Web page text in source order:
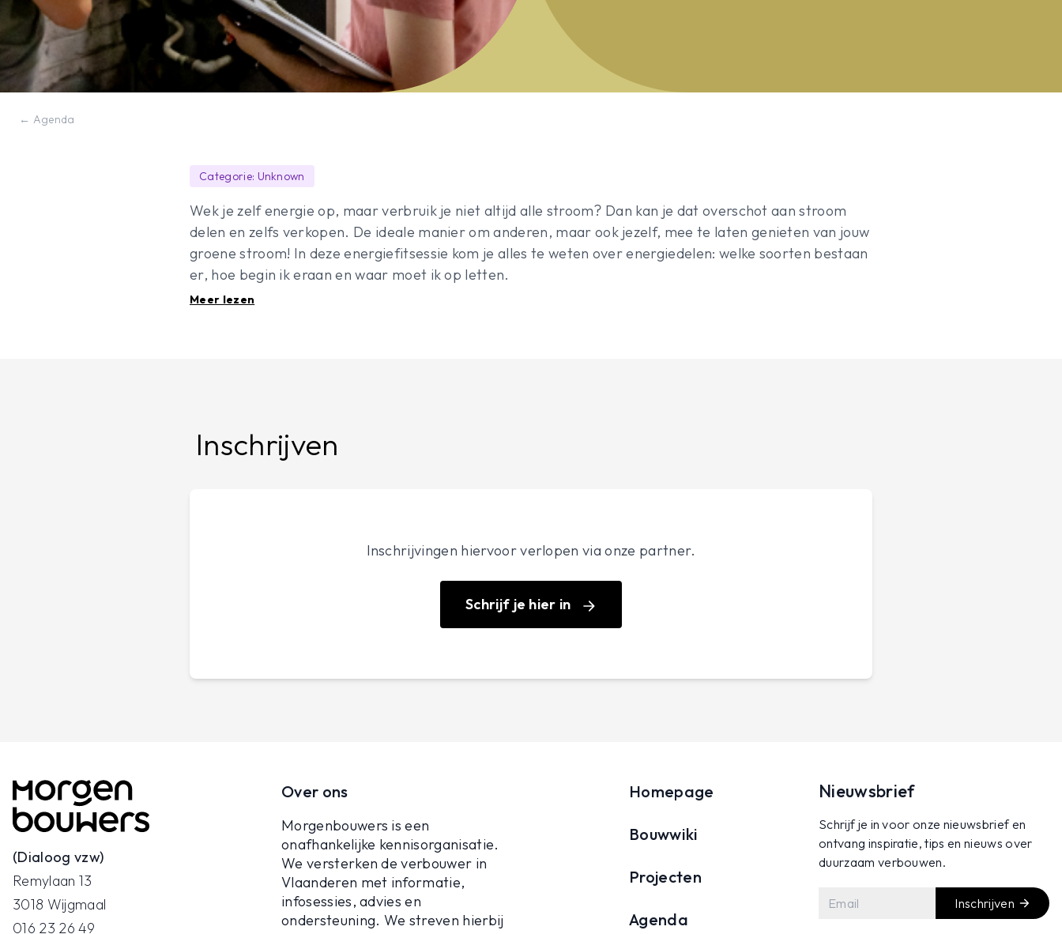
← Agenda
Categorie: Unknown
Wek je zelf energie op, maar verbruik je niet altijd alle stroom? Dan kan je dat overschot aan stroom
delen en zelfs verkopen. De ideale manier om anderen, maar ook jezelf, mee te laten genieten van jouw
groene stroom! In deze energiefitsessie kom je alles te weten over energiedelen: welke soorten bestaan
er, hoe begin ik eraan en waar moet ik op letten.
Meer lezen
Inschrijven
Inschrijvingen hiervoor verlopen via onze partner.
Schrijf je hier in
(Dialoog vzw)
Remylaan 13
3018 Wijgmaal
016 23 26 49
Over ons
Morgenbouwers is een
onafhankelijke kennisorganisatie.
We versterken de verbouwer in
Vlaanderen met informatie,
infosessies, advies en
ondersteuning. We streven hierbij
Homepage
Bouwwiki
Projecten
Agenda
Nieuwsbrief
Schrijf je in voor onze nieuwsbrief en
ontvang inspiratie, tips en nieuws over
duurzaam verbouwen.
Inschrijven